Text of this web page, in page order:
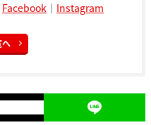
Facebook ｜ Instagram
へ